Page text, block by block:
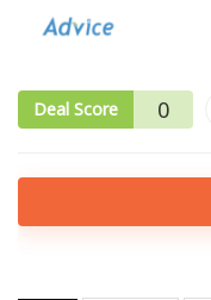
Deal Score 0